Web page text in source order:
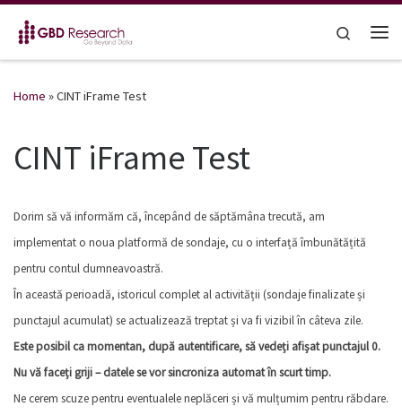
Skip to content
Search
Home »CINT iFrame Test
CINT iFrame Test
Dorim să vă informăm că, începând de săptămâna trecută, am
implementat o noua platformă de sondaje, cu o interfață îmbunătățită
pentru contul dumneavoastră.
În această perioadă, istoricul complet al activității (sondaje finalizate și
punctajul acumulat) se actualizează treptat și va fi vizibil în câteva zile.
Este posibil ca momentan, după autentificare, să vedeți afișat punctajul 0.
Nu vă faceți griji – datele se vor sincroniza automat în scurt timp.
Ne cerem scuze pentru eventualele neplăceri și vă mulțumim pentru răbdare.